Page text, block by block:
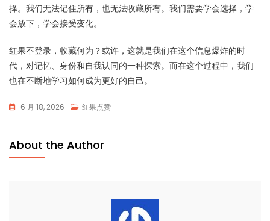
择。我们无法记住所有，也无法收藏所有。我们需要学会选择，学
会放下，学会接受变化。
红果不登录，收藏何为？或许，这就是我们在这个信息爆炸的时
代，对记忆、身份和自我认同的一种探索。而在这个过程中，我们
也在不断地学习如何成为更好的自己。
6 月 18, 2026 红果点赞
About the Author